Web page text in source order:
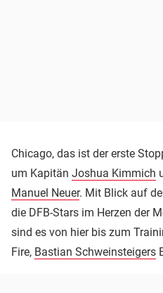
Chicago, das ist der erste
um Kapitän Joshua Kimmich
Manuel Neuer. Mit Blick auf
die DFB-Stars im Herzen der
sind es von hier bis zum
Fire, Bastian Schweinsteigers